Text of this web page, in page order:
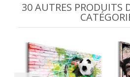
30 AUTRES PRODUITS